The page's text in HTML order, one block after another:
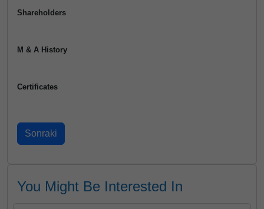
Shareholders
M & A History
Certificates
You Might Be Interested In